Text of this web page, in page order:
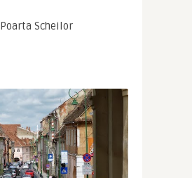
Poarta Scheilor